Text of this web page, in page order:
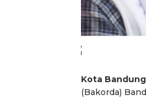
Kota
(Bakorda)